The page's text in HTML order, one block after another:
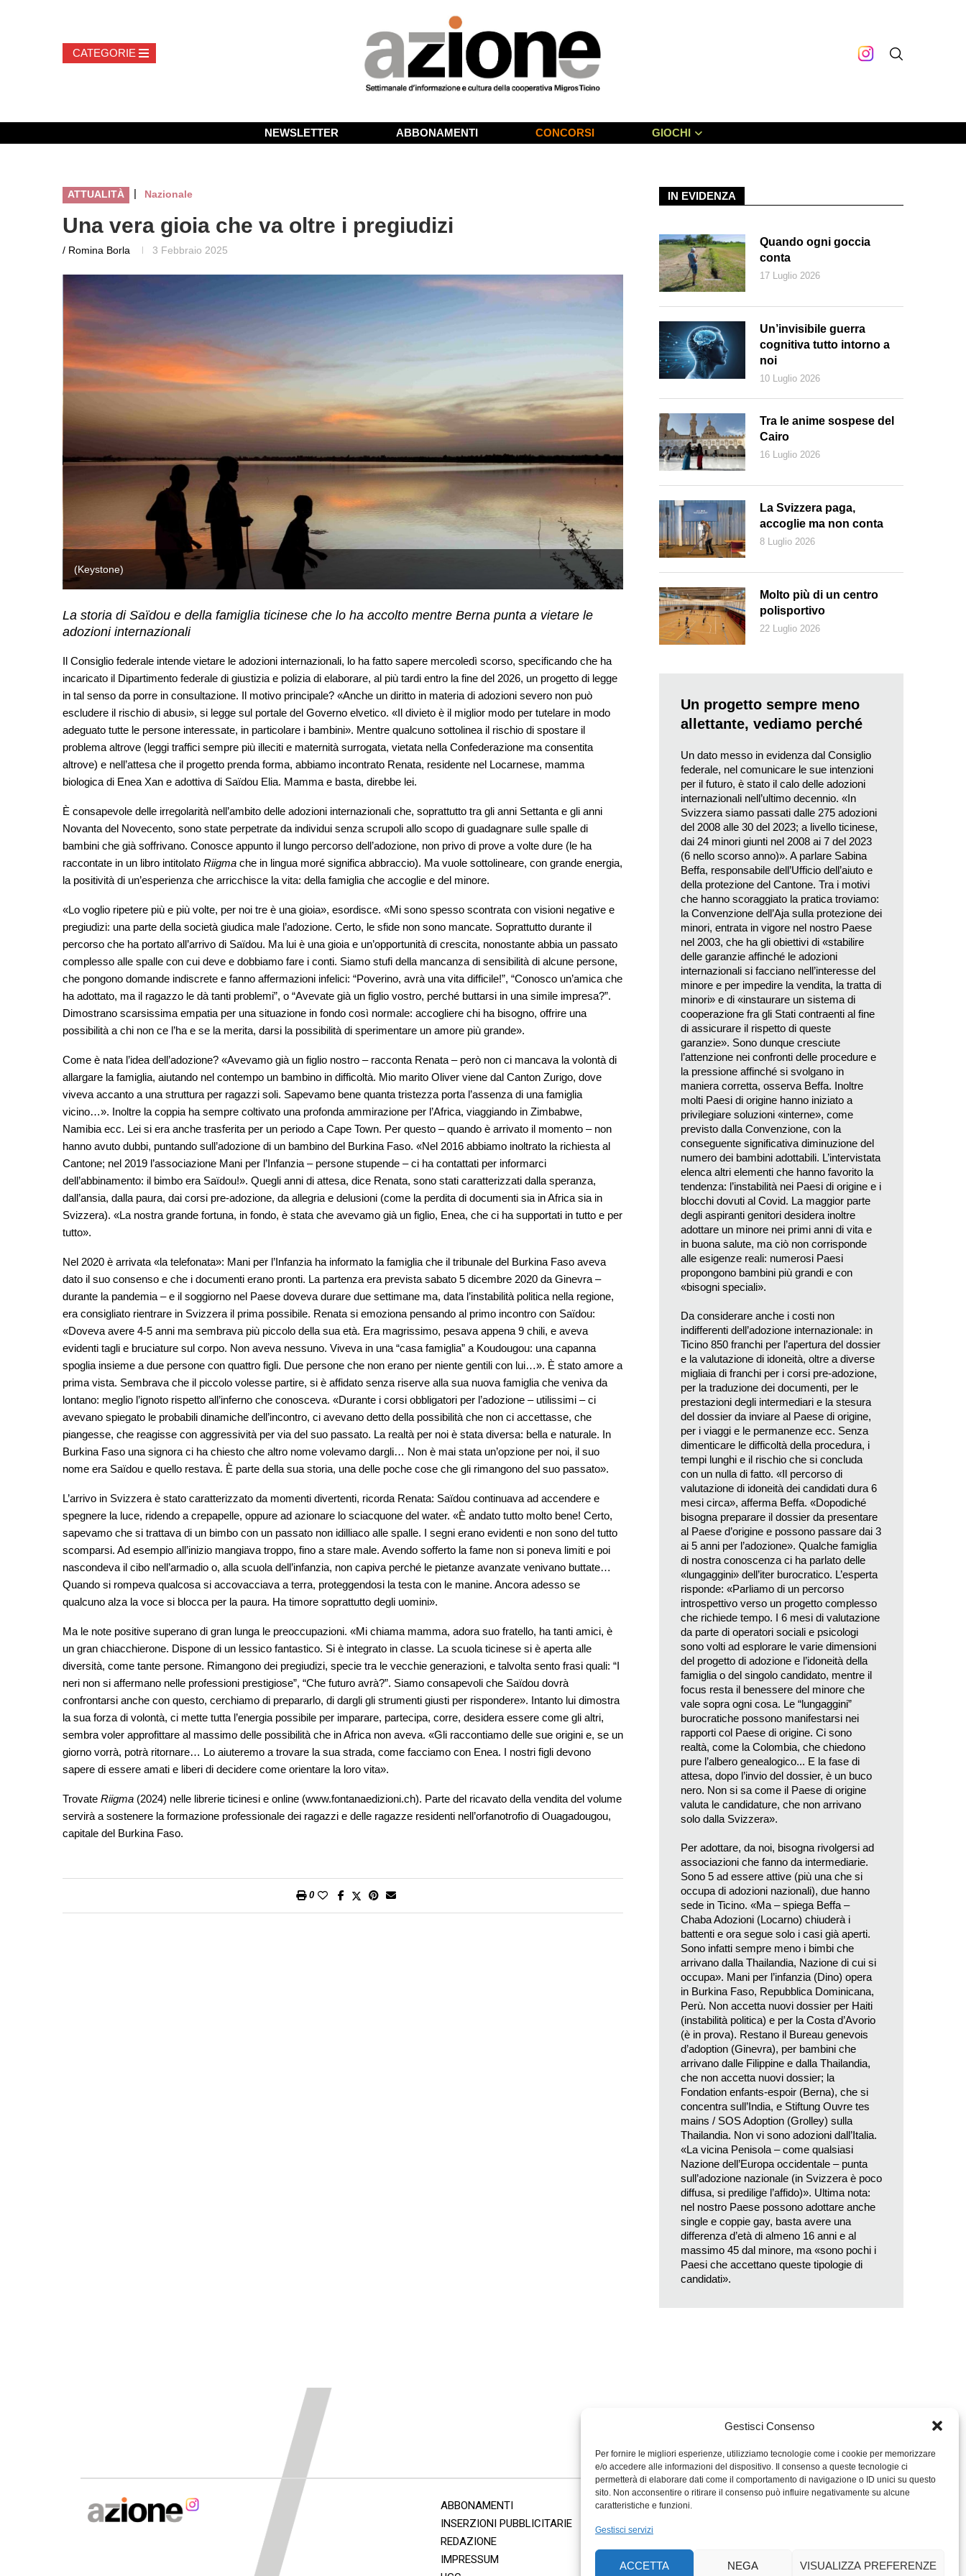
Gestisci Consenso
Per fornire le migliori esperienze, utilizziamo tecnologie come i cookie per memorizzare
e/o accedere alle informazioni del dispositivo. Il consenso a queste tecnologie ci
permetterà di elaborare dati come il comportamento di navigazione o ID unici su questo
sito. Non acconsentire o ritirare il consenso può influire negativamente su alcune
caratteristiche e funzioni.
Gestisci servizi
ACCETTA NEGA VISUALIZZA PREFERENZE
NEWSLETTER ABBONAMENTI CONCORSI GIOCHI
ATTUALITÀ | Nazionale
Una vera gioia che va oltre i pregiudizi
/ Romina Borla 3 Febbraio 2025
(Keystone) (Keystone)
La storia di Saïdou e della famiglia ticinese che lo ha accolto mentre Berna punta a vietare le
adozioni internazionali
Il Consiglio federale intende vietare le adozioni internazionali, lo ha fatto sapere mercoledì scorso, specificando che ha
incaricato il Dipartimento federale di giustizia e polizia di elaborare, al più tardi entro la fine del 2026, un progetto di legge
in tal senso da porre in consultazione. Il motivo principale? «Anche un diritto in materia di adozioni severo non può
escludere il rischio di abusi», si legge sul portale del Governo elvetico. «Il divieto è il miglior modo per tutelare in modo
adeguato tutte le persone interessate, in particolare i bambini». Mentre qualcuno sottolinea il rischio di spostare il
problema altrove (leggi traffici sempre più illeciti e maternità surrogata, vietata nella Confederazione ma consentita
altrove) e nell’attesa che il progetto prenda forma, abbiamo incontrato Renata, residente nel Locarnese, mamma
biologica di Enea Xan e adottiva di Saïdou Elia. Mamma e basta, direbbe lei.
È consapevole delle irregolarità nell’ambito delle adozioni internazionali che, soprattutto tra gli anni Settanta e gli anni
Novanta del Novecento, sono state perpetrate da individui senza scrupoli allo scopo di guadagnare sulle spalle di
bambini che già soffrivano. Conosce appunto il lungo percorso dell’adozione, non privo di prove a volte dure (le ha
raccontate in un libro intitolato Riigma che in lingua moré significa abbraccio). Ma vuole sottolineare, con grande energia,
la positività di un’esperienza che arricchisce la vita: della famiglia che accoglie e del minore.
«Lo voglio ripetere più e più volte, per noi tre è una gioia», esordisce. «Mi sono spesso scontrata con visioni negative e
pregiudizi: una parte della società giudica male l’adozione. Certo, le sfide non sono mancate. Soprattutto durante il
percorso che ha portato all’arrivo di Saïdou. Ma lui è una gioia e un’opportunità di crescita, nonostante abbia un passato
complesso alle spalle con cui deve e dobbiamo fare i conti. Siamo stufi della mancanza di sensibilità di alcune persone,
che pongono domande indiscrete e fanno affermazioni infelici: “Poverino, avrà una vita difficile!”, “Conosco un’amica che
ha adottato, ma il ragazzo le dà tanti problemi”, o “Avevate già un figlio vostro, perché buttarsi in una simile impresa?”.
Dimostrano scarsissima empatia per una situazione in fondo così normale: accogliere chi ha bisogno, offrire una
possibilità a chi non ce l’ha e se la merita, darsi la possibilità di sperimentare un amore più grande».
Come è nata l’idea dell’adozione? «Avevamo già un figlio nostro – racconta Renata – però non ci mancava la volontà di
allargare la famiglia, aiutando nel contempo un bambino in difficoltà. Mio marito Oliver viene dal Canton Zurigo, dove
viveva accanto a una struttura per ragazzi soli. Sapevamo bene quanta tristezza porta l’assenza di una famiglia
vicino…». Inoltre la coppia ha sempre coltivato una profonda ammirazione per l’Africa, viaggiando in Zimbabwe,
Namibia ecc. Lei si era anche trasferita per un periodo a Cape Town. Per questo – quando è arrivato il momento – non
hanno avuto dubbi, puntando sull’adozione di un bambino del Burkina Faso. «Nel 2016 abbiamo inoltrato la richiesta al
Cantone; nel 2019 l’associazione Mani per l’Infanzia – persone stupende – ci ha contattati per informarci
dell’abbinamento: il bimbo era Saïdou!». Quegli anni di attesa, dice Renata, sono stati caratterizzati dalla speranza,
dall’ansia, dalla paura, dai corsi pre-adozione, da allegria e delusioni (come la perdita di documenti sia in Africa sia in
Svizzera). «La nostra grande fortuna, in fondo, è stata che avevamo già un figlio, Enea, che ci ha supportati in tutto e per
tutto».
Nel 2020 è arrivata «la telefonata»: Mani per l’Infanzia ha informato la famiglia che il tribunale del Burkina Faso aveva
dato il suo consenso e che i documenti erano pronti. La partenza era prevista sabato 5 dicembre 2020 da Ginevra –
durante la pandemia – e il soggiorno nel Paese doveva durare due settimane ma, data l’instabilità politica nella regione,
era consigliato rientrare in Svizzera il prima possibile. Renata si emoziona pensando al primo incontro con Saïdou:
«Doveva avere 4-5 anni ma sembrava più piccolo della sua età. Era magrissimo, pesava appena 9 chili, e aveva
evidenti tagli e bruciature sul corpo. Non aveva nessuno. Viveva in una “casa famiglia” a Koudougou: una capanna
spoglia insieme a due persone con quattro figli. Due persone che non erano per niente gentili con lui…». È stato amore a
prima vista. Sembrava che il piccolo volesse partire, si è affidato senza riserve alla sua nuova famiglia che veniva da
lontano: meglio l’ignoto rispetto all’inferno che conosceva. «Durante i corsi obbligatori per l’adozione – utilissimi – ci
avevano spiegato le probabili dinamiche dell’incontro, ci avevano detto della possibilità che non ci accettasse, che
piangesse, che reagisse con aggressività per via del suo passato. La realtà per noi è stata diversa: bella e naturale. In
Burkina Faso una signora ci ha chiesto che altro nome volevamo dargli… Non è mai stata un’opzione per noi, il suo
nome era Saïdou e quello restava. È parte della sua storia, una delle poche cose che gli rimangono del suo passato».
L’arrivo in Svizzera è stato caratterizzato da momenti divertenti, ricorda Renata: Saïdou continuava ad accendere e
spegnere la luce, ridendo a crepapelle, oppure ad azionare lo sciacquone del water. «È andato tutto molto bene! Certo,
sapevamo che si trattava di un bimbo con un passato non idilliaco alle spalle. I segni erano evidenti e non sono del tutto
scomparsi. Ad esempio all’inizio mangiava troppo, fino a stare male. Avendo sofferto la fame non si poneva limiti e poi
nascondeva il cibo nell’armadio o, alla scuola dell’infanzia, non capiva perché le pietanze avanzate venivano buttate…
Quando si rompeva qualcosa si accovacciava a terra, proteggendosi la testa con le manine. Ancora adesso se
qualcuno alza la voce si blocca per la paura. Ha timore soprattutto degli uomini».
Ma le note positive superano di gran lunga le preoccupazioni. «Mi chiama mamma, adora suo fratello, ha tanti amici, è
un gran chiacchierone. Dispone di un lessico fantastico. Si è integrato in classe. La scuola ticinese si è aperta alle
diversità, come tante persone. Rimangono dei pregiudizi, specie tra le vecchie generazioni, e talvolta sento frasi quali: “I
neri non si affermano nelle professioni prestigiose”, “Che futuro avrà?”. Siamo consapevoli che Saïdou dovrà
confrontarsi anche con questo, cerchiamo di prepararlo, di dargli gli strumenti giusti per rispondere». Intanto lui dimostra
la sua forza di volontà, ci mette tutta l’energia possibile per imparare, partecipa, corre, desidera essere come gli altri,
sembra voler approfittare al massimo delle possibilità che in Africa non aveva. «Gli raccontiamo delle sue origini e, se un
giorno vorrà, potrà ritornare… Lo aiuteremo a trovare la sua strada, come facciamo con Enea. I nostri figli devono
sapere di essere amati e liberi di decidere come orientare la loro vita».
Trovate Riigma (2024) nelle librerie ticinesi e online (www.fontanaedizioni.ch). Parte del ricavato della vendita del volume
servirà a sostenere la formazione professionale dei ragazzi e delle ragazze residenti nell’orfanotrofio di Ouagadougou,
capitale del Burkina Faso.
0
IN EVIDENZA
Quando ogni goccia
conta
17 Luglio 2026
Un’invisibile guerra
cognitiva tutto intorno a
noi
10 Luglio 2026
Tra le anime sospese del
Cairo
16 Luglio 2026
La Svizzera paga,
accoglie ma non conta
8 Luglio 2026
Molto più di un centro
polisportivo
22 Luglio 2026
Un progetto sempre meno
allettante, vediamo perché
Un dato messo in evidenza dal Consiglio
federale, nel comunicare le sue intenzioni
per il futuro, è stato il calo delle adozioni
internazionali nell’ultimo decennio. «In
Svizzera siamo passati dalle 275 adozioni
del 2008 alle 30 del 2023; a livello ticinese,
dai 24 minori giunti nel 2008 ai 7 del 2023
(6 nello scorso anno)». A parlare Sabina
Beffa, responsabile dell’Ufficio dell’aiuto e
della protezione del Cantone. Tra i motivi
che hanno scoraggiato la pratica troviamo:
la Convenzione dell’Aja sulla protezione dei
minori, entrata in vigore nel nostro Paese
nel 2003, che ha gli obiettivi di «stabilire
delle garanzie affinché le adozioni
internazionali si facciano nell’interesse del
minore e per impedire la vendita, la tratta di
minori» e di «instaurare un sistema di
cooperazione fra gli Stati contraenti al fine
di assicurare il rispetto di queste
garanzie». Sono dunque cresciute
l’attenzione nei confronti delle procedure e
la pressione affinché si svolgano in
maniera corretta, osserva Beffa. Inoltre
molti Paesi di origine hanno iniziato a
privilegiare soluzioni «interne», come
previsto dalla Convenzione, con la
conseguente significativa diminuzione del
numero dei bambini adottabili. L’intervistata
elenca altri elementi che hanno favorito la
tendenza: l’instabilità nei Paesi di origine e i
blocchi dovuti al Covid. La maggior parte
degli aspiranti genitori desidera inoltre
adottare un minore nei primi anni di vita e
in buona salute, ma ciò non corrisponde
alle esigenze reali: numerosi Paesi
propongono bambini più grandi e con
«bisogni speciali».
Da considerare anche i costi non
indifferenti dell’adozione internazionale: in
Ticino 850 franchi per l’apertura del dossier
e la valutazione di idoneità, oltre a diverse
migliaia di franchi per i corsi pre-adozione,
per la traduzione dei documenti, per le
prestazioni degli intermediari e la stesura
del dossier da inviare al Paese di origine,
per i viaggi e le permanenze ecc. Senza
dimenticare le difficoltà della procedura, i
tempi lunghi e il rischio che si concluda
con un nulla di fatto. «Il percorso di
valutazione di idoneità dei candidati dura 6
mesi circa», afferma Beffa. «Dopodiché
bisogna preparare il dossier da presentare
al Paese d’origine e possono passare dai 3
ai 5 anni per l’adozione». Qualche famiglia
di nostra conoscenza ci ha parlato delle
«lungaggini» dell’iter burocratico. L’esperta
risponde: «Parliamo di un percorso
introspettivo verso un progetto complesso
che richiede tempo. I 6 mesi di valutazione
da parte di operatori sociali e psicologi
sono volti ad esplorare le varie dimensioni
del progetto di adozione e l’idoneità della
famiglia o del singolo candidato, mentre il
focus resta il benessere del minore che
vale sopra ogni cosa. Le “lungaggini”
burocratiche possono manifestarsi nei
rapporti col Paese di origine. Ci sono
realtà, come la Colombia, che chiedono
pure l’albero genealogico... E la fase di
attesa, dopo l’invio del dossier, è un buco
nero. Non si sa come il Paese di origine
valuta le candidature, che non arrivano
solo dalla Svizzera».
Per adottare, da noi, bisogna rivolgersi ad
associazioni che fanno da intermediarie.
Sono 5 ad essere attive (più una che si
occupa di adozioni nazionali), due hanno
sede in Ticino. «Ma – spiega Beffa –
Chaba Adozioni (Locarno) chiuderà i
battenti e ora segue solo i casi già aperti.
Sono infatti sempre meno i bimbi che
arrivano dalla Thailandia, Nazione di cui si
occupa». Mani per l’infanzia (Dino) opera
in Burkina Faso, Repubblica Dominicana,
Perù. Non accetta nuovi dossier per Haiti
(instabilità politica) e per la Costa d’Avorio
(è in prova). Restano il Bureau genevois
d’adoption (Ginevra), per bambini che
arrivano dalle Filippine e dalla Thailandia,
che non accetta nuovi dossier; la
Fondation enfants-espoir (Berna), che si
concentra sull’India, e Stiftung Ouvre tes
mains / SOS Adoption (Grolley) sulla
Thailandia. Non vi sono adozioni dall’Italia.
«La vicina Penisola – come qualsiasi
Nazione dell’Europa occidentale – punta
sull’adozione nazionale (in Svizzera è poco
diffusa, si predilige l’affido)». Ultima nota:
nel nostro Paese possono adottare anche
single e coppie gay, basta avere una
differenza d’età di almeno 16 anni e al
massimo 45 dal minore, ma «sono pochi i
Paesi che accettano queste tipologie di
candidati».
ABBONAMENTI
INSERZIONI PUBBLICITARIE
REDAZIONE
IMPRESSUM
MIGROS TICINO
PERCENTO CULTURALE